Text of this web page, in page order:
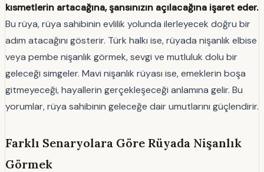
kısmetlerin artacağına, şansınızın açılacağına işaret eder.
Bu rüya, rüya sahibinin evlilik yolunda ilerleyecek doğru bir
adım atacağını gösterir. Türk halkı ise, rüyada nişanlık elbise
veya pembe nişanlık görmek, sevgi ve mutluluk dolu bir
geleceği simgeler. Mavi nişanlık rüyası ise, emeklerin boşa
gitmeyeceği, hayallerin gerçekleşeceği anlamına gelir. Bu
yorumlar, rüya sahibinin geleceğe dair umutlarını güçlendirir.
Farklı Senaryolara Göre Rüyada Nişanlık
Görmek